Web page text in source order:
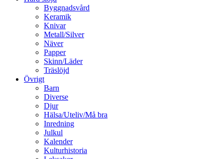
Byggnadsvård
Keramik
Knivar
Metall/Silver
Näver
Papper
Skinn/Läder
Träslöjd
Övrigt
Barn
Diverse
Djur
Hälsa/Uteliv/Må bra
Inredning
Julkul
Kalender
Kulturhistoria